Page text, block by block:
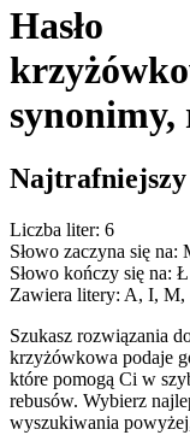
Hasło
synonimy,
Liczba liter: 6
Słowo zaczyna się na:
Słowo kończy się na: Ł
Zawiera litery: A, I, M,
Szukasz rozwiązania
krzyżówkowa podaje
które pomogą Ci w
rebusów. Wybierz
wyszukiwania